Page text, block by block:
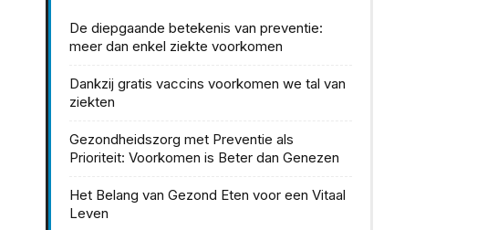
De diepgaande betekenis van preventie:
meer dan enkel ziekte voorkomen
Dankzij gratis vaccins voorkomen we tal van
ziekten
Gezondheidszorg met Preventie als
Prioriteit: Voorkomen is Beter dan Genezen
Het Belang van Gezond Eten voor een Vitaal
Leven